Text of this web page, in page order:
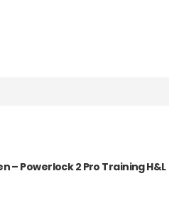
– Powerlock 2 Pro Training H&L